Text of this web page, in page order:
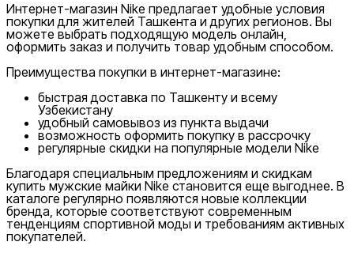
Только онлайн (доставка)
Интернет-магазин Nike предлагает удобные условия
покупки для жителей Ташкента и других регионов. Вы
можете выбрать подходящую модель онлайн,
оформить заказ и получить товар удобным способом.
Преимущества покупки в интернет-магазине:
быстрая доставка по Ташкенту и всему
Узбекистану
удобный самовывоз из пункта выдачи
возможность оформить покупку в рассрочку
регулярные скидки на популярные модели Nike
Благодаря специальным предложениям и скидкам
купить мужские майки Nike становится еще выгоднее. В
каталоге регулярно появляются новые коллекции
бренда, которые соответствуют современным
тенденциям спортивной моды и требованиям активных
покупателей.